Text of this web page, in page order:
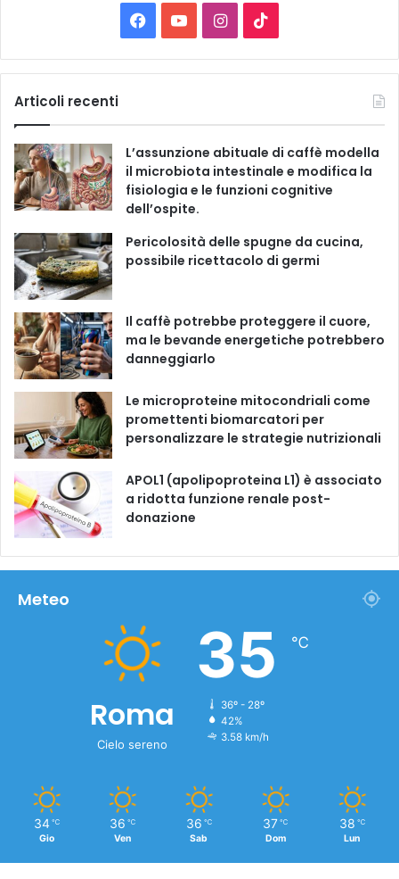
o
r
i
e
a
e
b
o
o
k
o
T
u
b
e
I
n
t
a
g
r
a
i
T
o
k
Articoli recenti
L’assunzione abituale di caffè modella
il microbiota intestinale e modifica la
fisiologia e le funzioni cognitive
dell’ospite.
Pericolosità delle spugne da cucina,
possibile ricettacolo di germi
Il caffè potrebbe proteggere il cuore,
ma le bevande energetiche potrebbero
danneggiarlo
Le microproteine ​​mitocondriali come
promettenti biomarcatori per
personalizzare le strategie nutrizionali
APOL1 (apolipoproteina L1) è associato
a ridotta funzione renale post-
donazione
Meteo
Roma
Cielo sereno
35 ℃
36º - 28º
42%
3.58 km/h
34 ℃
Gio
36 ℃
Ven
36 ℃
Sab
37 ℃
Dom
38 ℃
Lun